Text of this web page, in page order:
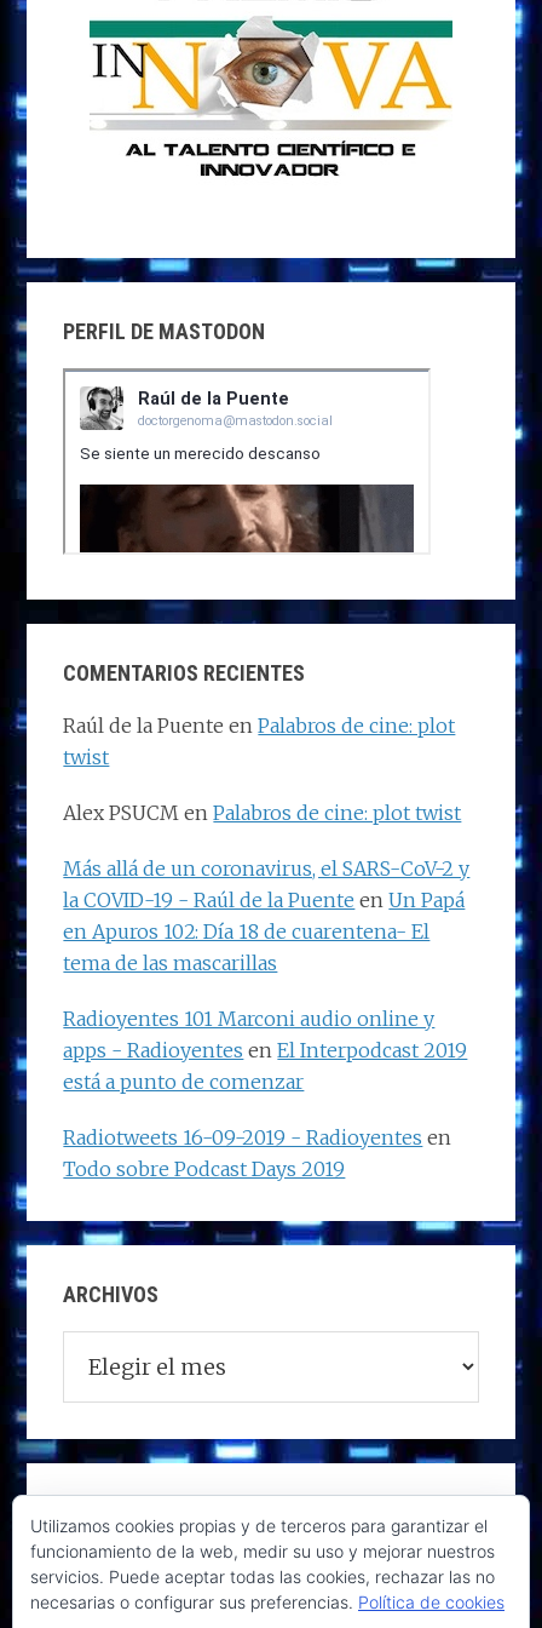
PERFIL DE MASTODON
COMENTARIOS RECIENTES
Raúl de la Puente enPalabros de cine: plot
twist
Alex PSUCM enPalabros de cine: plot twist
Más allá de un coronavirus, el SARS-CoV-2 y
la COVID-19 - Raúl de la Puente enUn Papá
en Apuros 102: Día 18 de cuarentena- El
tema de las mascarillas
Radioyentes 101 Marconi audio online y
apps - Radioyentes enEl Interpodcast 2019
está a punto de comenzar
Radiotweets 16-09-2019 - Radioyentes en
Todo sobre Podcast Days 2019
ARCHIVOS
Utilizamos cookies propias y de terceros para garantizar el
funcionamiento de la web, medir su uso y mejorar nuestros
servicios. Puede aceptar todas las cookies, rechazar las no
necesarias o configurar sus preferencias. Política de cookies